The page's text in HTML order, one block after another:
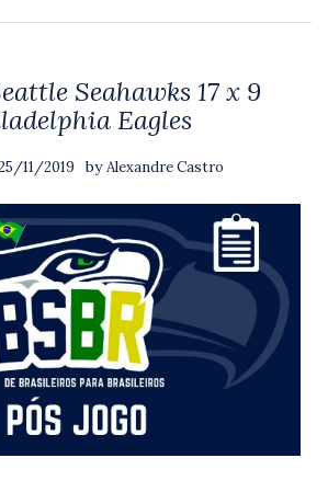
Seahawks 17 x 9
Eagles
11/2019 byAlexandre Castro